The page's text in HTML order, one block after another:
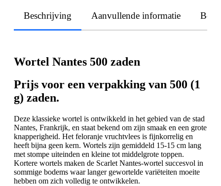
Beschrijving Aanvullende informatie
Wortel Nantes 500 zaden
Prijs voor een verpakking van 500 (1
g) zaden.
Deze klassieke wortel is ontwikkeld in het gebied van de stad
Nantes, Frankrijk, en staat bekend om zijn smaak en een grote
knapperigheid. Het feloranje vruchtvlees is fijnkorrelig en
heeft bijna geen kern. Wortels zijn gemiddeld 15-15 cm lang
met stompe uiteinden en kleine tot middelgrote toppen.
Kortere wortels maken de Scarlet Nantes-wortel succesvol in
sommige bodems waar langer gewortelde variëteiten moeite
hebben om zich volledig te ontwikkelen.